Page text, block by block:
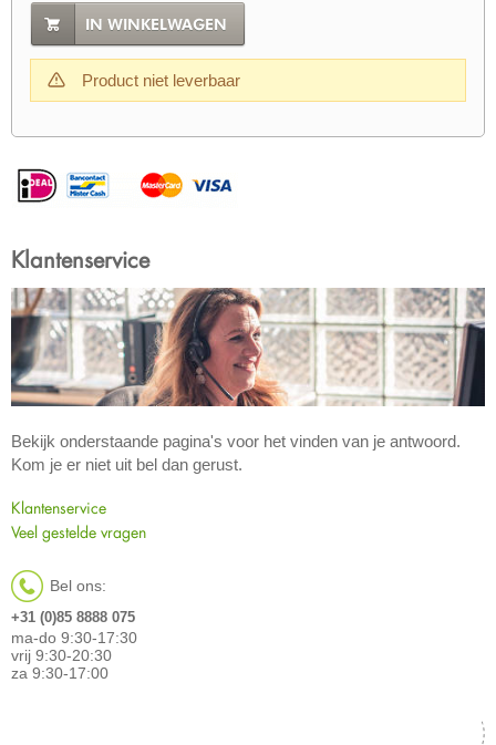
IN WINKELWAGEN
Product niet leverbaar
Klantenservice
Bekijk onderstaande pagina's voor het vinden van je antwoord.
Kom je er niet uit bel dan gerust.
Klantenservice
Veel gestelde vragen
Bel ons:
+31 (0)85 8888 075
ma-do 9:30-17:30
vrij 9:30-20:30
za 9:30-17:00